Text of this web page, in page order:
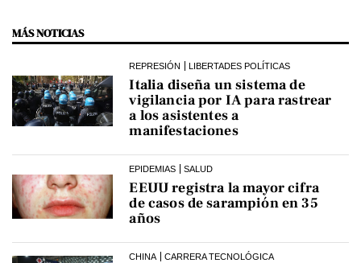
MÁS NOTICIAS
REPRESIÓN LIBERTADES POLÍTICAS
Italia diseña un sistema de
vigilancia por IA para rastrear
a los asistentes a
manifestaciones
EPIDEMIAS SALUD
EEUU registra la mayor cifra
de casos de sarampión en 35
años
CHINA CARRERA TECNOLÓGICA